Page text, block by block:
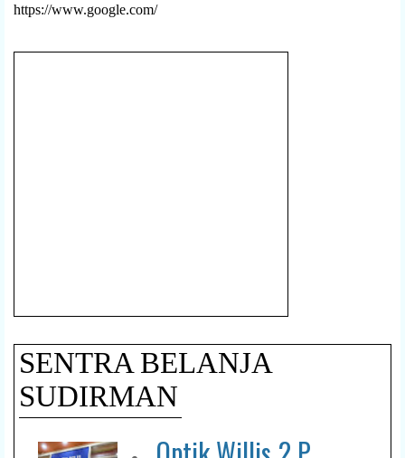
https://www.google.com/
SENTRA BELANJA
SUDIRMAN